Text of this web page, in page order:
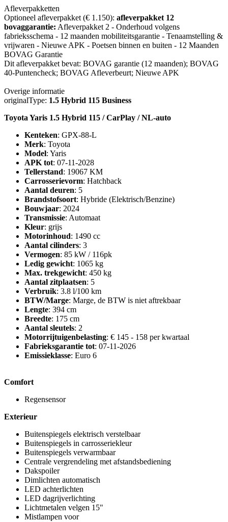
Afleverpakketten
Optioneel afleverpakket (€ 1.150): afleverpakket 12
bovaggarantie: Afleverpakket 2 - Onderhoud volgens
fabrieksschema - 12 maanden mobiliteitsgarantie - Tenaamstelling &
vrijwaren - Nieuwe APK - Poetsen binnen en buiten - 12 Maanden
BOVAG Garantie
Dit afleverpakket bevat: BOVAG garantie (12 maanden); BOVAG
40-Puntencheck; BOVAG Afleverbeurt; Nieuwe APK
Overige informatie
originalType: 1.5 Hybrid 115 Business
Toyota Yaris 1.5 Hybrid 115 / CarPlay / NL-auto
Kenteken: GPX-88-L
Merk: Toyota
Model: Yaris
APK tot: 07-11-2028
Tellerstand: 19067 KM
Carrosserievorm: Hatchback
Aantal deuren: 5
Brandstofsoort: Hybride (Elektrisch/Benzine)
Bouwjaar: 2024
Transmissie: Automaat
Kleur: grijs
Motorinhoud: 1490 cc
Aantal cilinders: 3
Vermogen: 85 kW / 116pk
Ledig gewicht: 1065 kg
Max. trekgewicht: 450 kg
Aantal zitplaatsen: 5
Verbruik: 3.8 l/100 km
BTW/Marge: Marge, de BTW is niet aftrekbaar
Lengte: 394 cm
Breedte: 175 cm
Aantal sleutels: 2
Motorrijtuigenbelasting: € 145 - 158 per kwartaal
Fabrieksgarantie tot: 07-11-2026
Emissieklasse: Euro 6
Comfort
Regensensor
Exterieur
Buitenspiegels elektrisch verstelbaar
Buitenspiegels in carrosseriekleur
Buitenspiegels verwarmbaar
Centrale vergrendeling met afstandsbediening
Dakspoiler
Dimlichten automatisch
LED achterlichten
LED dagrijverlichting
Lichtmetalen velgen 15"
Mistlampen voor